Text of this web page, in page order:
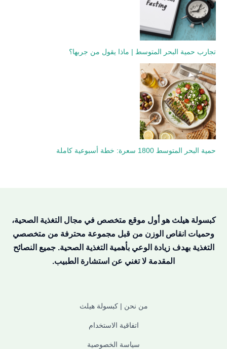
تجارب حمية البحر المتوسط | ماذا يقول من جربها؟
حمية البحر المتوسط 1800 سعرة: خطة أسبوعية كاملة
كبسولة هيلث هو أول موقع متخصص في مجال التغذية الصحية،
وحميات انقاص الوزن من قبل مجموعة محترفة من متخصصي
التغذية بهدف زيادة الوعي بأهمية التغذية الصحية. جميع النصائح
المقدمة لا تغني عن استشارة الطبيب.
من نحن | كبسولة هيلث
اتفاقية الاستخدام
سياسة الخصوصية